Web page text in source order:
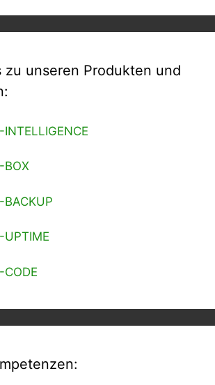
zu unseren Produkten und
BOX
BACKUP
UPTIME